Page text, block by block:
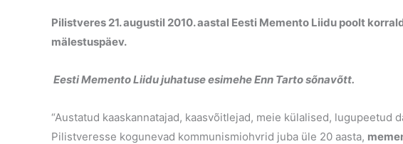
Pilistveres 21. augustil 2010. aastal Eesti Memento Liidu poolt
mälestuspäev.
Eesti Memento Liidu juhatuse esimehe Enn Tarto sõnavõtt.
“Austatud kaaskannatajad, kaasvõitlejad, meie külalised, lugupeetud
Pilistveresse kogunevad kommunismiohvrid juba üle 20 aasta,